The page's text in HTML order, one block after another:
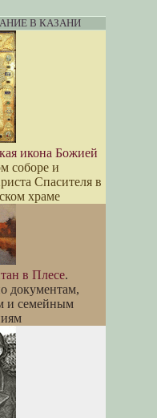
В КАЗАНИ
икона Божией
соборе и
Спасителя в
храме
в Плесе.
документам,
и семейным